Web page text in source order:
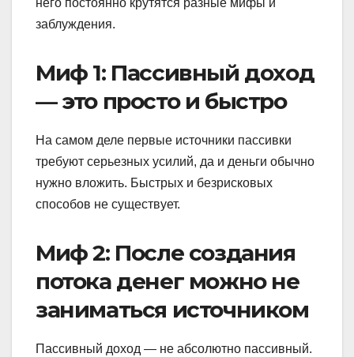
него постоянно крутятся разные мифы и
заблуждения.
Миф 1: Пассивный доход
— это просто и быстро
На самом деле первые источники пассивки
требуют серьезных усилий, да и деньги обычно
нужно вложить. Быстрых и безрисковых
способов не существует.
Миф 2: После создания
потока денег можно не
заниматься источником
Пассивный доход — не абсолютно пассивный.